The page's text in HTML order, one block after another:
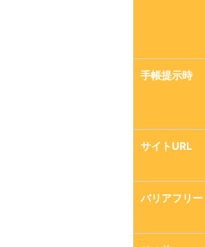
手帳提示時
サイトURL
バリアフリー